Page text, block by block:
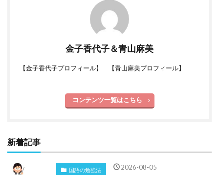
金子香代子＆青山麻美
【金子香代子プロフィール】 【青山麻美プロフィール】
コンテンツ一覧はこちら
新着記事
国語の勉強法 2026-08-05